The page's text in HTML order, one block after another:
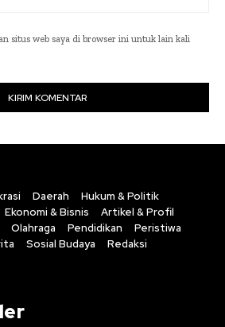
situs web saya di browser ini untuk lain kali
Daerah
Hukum & Politik
Ekonomi & Bisnis
Artikel & Profil
Olahraga Pendidikan
Peristiwa
Sosial Budaya Redaksi